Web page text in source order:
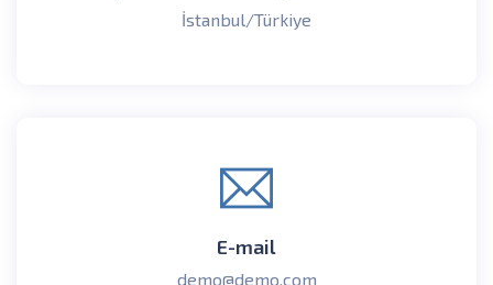
İstanbul/Türkiye
E-mail
demo@demo.com